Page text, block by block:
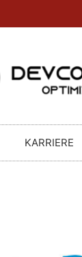
KARRIERE